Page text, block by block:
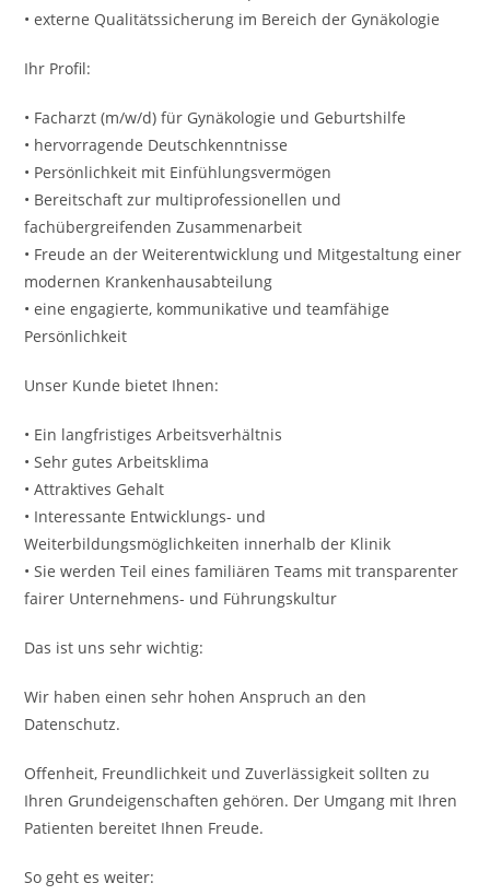
• externe Qualitätssicherung im Bereich der Gynäkologie
Ihr Profil:
• Facharzt (m/w/d) für Gynäkologie und Geburtshilfe
• hervorragende Deutschkenntnisse
• Persönlichkeit mit Einfühlungsvermögen
• Bereitschaft zur multiprofessionellen und
fachübergreifenden Zusammenarbeit
• Freude an der Weiterentwicklung und Mitgestaltung einer
modernen Krankenhausabteilung
• eine engagierte, kommunikative und teamfähige
Persönlichkeit
Unser Kunde bietet Ihnen:
• Ein langfristiges Arbeitsverhältnis
• Sehr gutes Arbeitsklima
• Attraktives Gehalt
• Interessante Entwicklungs- und
Weiterbildungsmöglichkeiten innerhalb der Klinik
• Sie werden Teil eines familiären Teams mit transparenter
fairer Unternehmens- und Führungskultur
Das ist uns sehr wichtig:
Wir haben einen sehr hohen Anspruch an den
Datenschutz.
Offenheit, Freundlichkeit und Zuverlässigkeit sollten zu
Ihren Grundeigenschaften gehören. Der Umgang mit Ihren
Patienten bereitet Ihnen Freude.
So geht es weiter: